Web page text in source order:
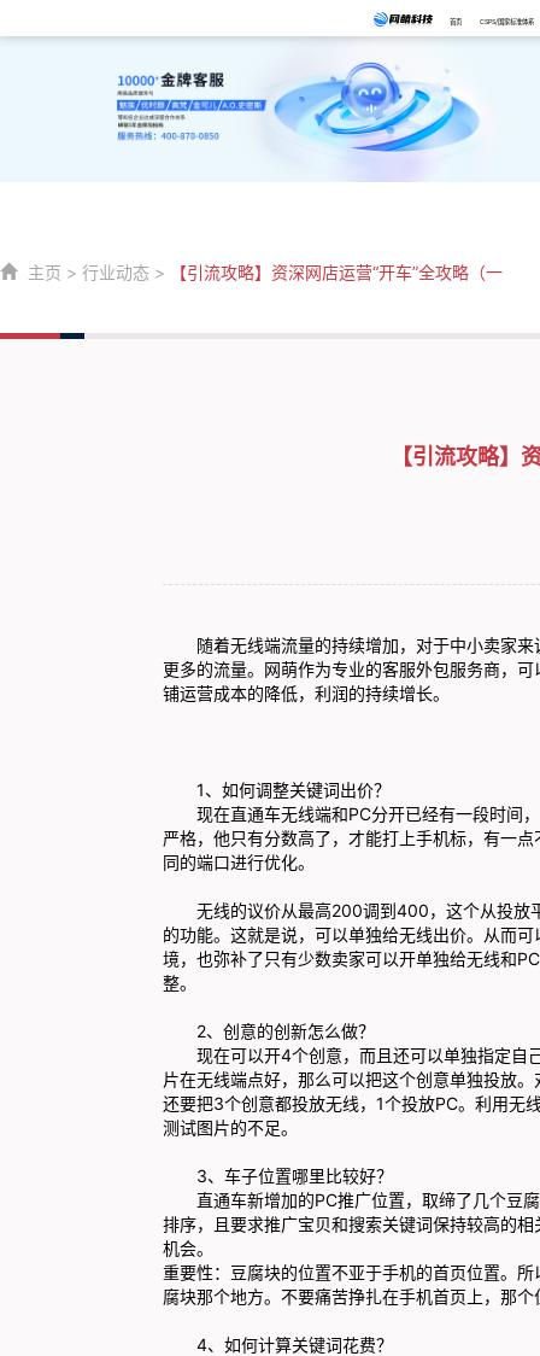
首页 CSPS/国家标准体系
主页 > 行业动态 > 【引流攻略】资深网店运营“开车”全攻略（一
【引流攻略】
随着无线端流量的持续增加，对于中小卖家来
更多的流量。网萌作为专业的客服外包服务商，
铺运营成本的降低，利润的持续增长。
1、如何调整关键词出价？
现在直通车无线端和PC分开已经有一段时间，
严格，他只有分数高了，才能打上手机标，有一
同的端口进行优化。
无线的议价从最高200调到400，这个从投放
的功能。这就是说，可以单独给无线出价。从而
境，也弥补了只有少数卖家可以开单独给无线和
整。
2、创意的创新怎么做？
现在可以开4个创意，而且还可以单独指定自
片在无线端点好，那么可以把这个创意单独投放
还要把3个创意都投放无线，1个投放PC。利用无
测试图片的不足。
3、车子位置哪里比较好？
直通车新增加的PC推广位置，取缔了几个豆腐
排序，且要求推广宝贝和搜索关键词保持较高的
机会。
重要性：豆腐块的位置不亚于手机的首页位置。
腐块那个地方。不要痛苦挣扎在手机首页上，那
4、如何计算关键词花费？